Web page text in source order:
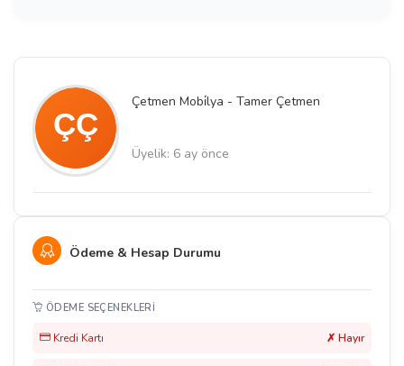
Çetmen Mobi̇lya - Tamer Çetmen
Üyelik: 6 ay önce
Ödeme & Hesap Durumu
ÖDEME SEÇENEKLERI
Kredi Kartı ✗ Hayır